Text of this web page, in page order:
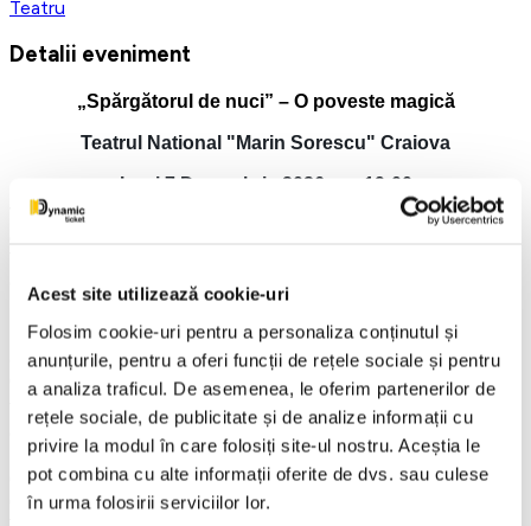
Acest site utilizează cookie-uri
Folosim cookie-uri pentru a personaliza conținutul și
anunțurile, pentru a oferi funcții de rețele sociale și pentru
a analiza traficul. De asemenea, le oferim partenerilor de
rețele sociale, de publicitate și de analize informații cu
privire la modul în care folosiți site-ul nostru. Aceștia le
pot combina cu alte informații oferite de dvs. sau culese
în urma folosirii serviciilor lor.
Teatru
Detalii eveniment
Spărgătorul de nuci” – O poveste magică
Teatrul National "Marin Sorescu" Craiova
Luni 7 Decembrie 2026 ora 19:00
Vă invităm să descoperiți magia baletului clasic Spărgătorul
companii de balet din România.
pe muzica nemuritoare compusă de Piotr Ilici Ceaikovski,
acest spectacol vă poartă într-o lume plină de imaginație,
grație și eleganță.
Timp de două ore, cu o pauză, publicul va fi purtat într-o
călătorie fascinantă alături de Clara și de Spărgătorul de
nuci, care se transformă într-un prinț curajos. De la dansul
delicat al fulgilor de zăpadă până la regatul feeric al
dulciurilor – unde ciocolata, ceaiul și cafeaua prind viață –